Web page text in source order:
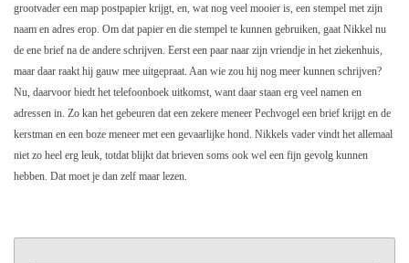
grootvader een map postpapier krijgt, en, wat nog veel mooier is, een stempel met zijn
naam en adres erop. Om dat papier en die stempel te kunnen gebruiken, gaat Nikkel nu
de ene brief na de andere schrijven. Eerst een paar naar zijn vriendje in het ziekenhuis,
maar daar raakt hij gauw mee uitgepraat. Aan wie zou hij nog meer kunnen schrijven?
Nu, daarvoor biedt het telefoonboek uitkomst, want daar staan erg veel namen en
adressen in. Zo kan het gebeuren dat een zekere meneer Pechvogel een brief krijgt en de
kerstman en een boze meneer met een gevaarlijke hond. Nikkels vader vindt het allemaal
niet zo heel erg leuk, totdat blijkt dat brieven soms ook wel een fijn gevolg kunnen
hebben. Dat moet je dan zelf maar lezen.